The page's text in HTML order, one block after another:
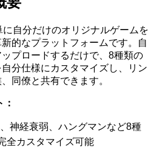
自分だけのオリジナルゲームを
的なプラットフォームです。自
プロードするだけで、8種類の
分仕様にカスタマイズし、リン
同僚と共有できます。
神経衰弱、ハングマンなど8種
全カスタマイズ可能